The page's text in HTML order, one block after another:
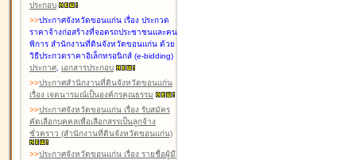
ประกอบ
>>ประกาศจังหวัดขอนแก่น เรื่อง ประกวด
ราคาจ้างก่อสร้างที่จอดรถประชาชนและคน
พิการ สำนักงานที่ดินจังหวัดขอนแก่น ด้วย
วิธีประกวดราคาอิเล็กทรอนิกส์ (e-bidding)
ประกาศ, เอกสารประกอบ
>>ประกาศสำนักงานที่ดินจังหวัดขอนแก่น
เรื่อง เจตนารมณ์เป็นองค์กรคุณธรรม
>>ประกาศจังหวัดขอนแก่น เรื่อง รับสมัคร
คัดเลือกบุคคลเพื่อเลือกสรรเป็นลูกจ้าง
ชั่วคราว (สำนักงานที่ดินจังหวัดขอนแก่น)
>>ประกาศจังหวัดขอนแก่น เรื่อง รายชื่อผู้มี